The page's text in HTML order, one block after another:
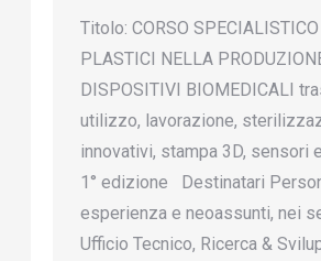
Titolo: CORSO
PLASTICI NELLA
DISPOSITIVI BIOMEDICALI
utilizzo, lavorazione,
innovativi, stampa 3D, sensori
1° edizione Destinatari
esperienza e neoassunti, nei
Ufficio Tecnico, Ricerca &